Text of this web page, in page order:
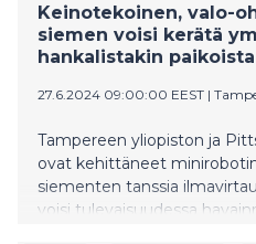
Keinotekoinen, valo-
siemen voisi kerätä
hankalistakin paikoista
27.6.2024 09:00:00 EEST |
Tampereen yliopiston ja
ovat kehittäneet
siementen tanssia
voisi tulevaisuudessa